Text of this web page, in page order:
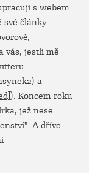
s webem
články.
vás, jestli mě
a
). Koncem roku
jež nese
A dříve